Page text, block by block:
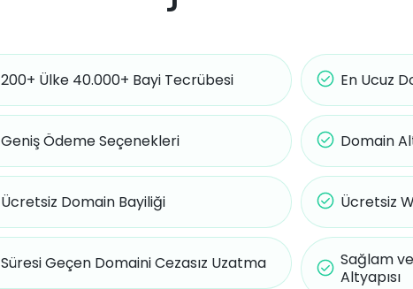
200+ Ülke 40.000+ Bayi Tecrübesi En Ucuz
Geniş Ödeme Seçenekleri Domain
Ücretsiz Domain Bayiliği Ücretsiz
Süresi Geçen Domaini Cezasız Uzatma
Sağlam
Altyapısı